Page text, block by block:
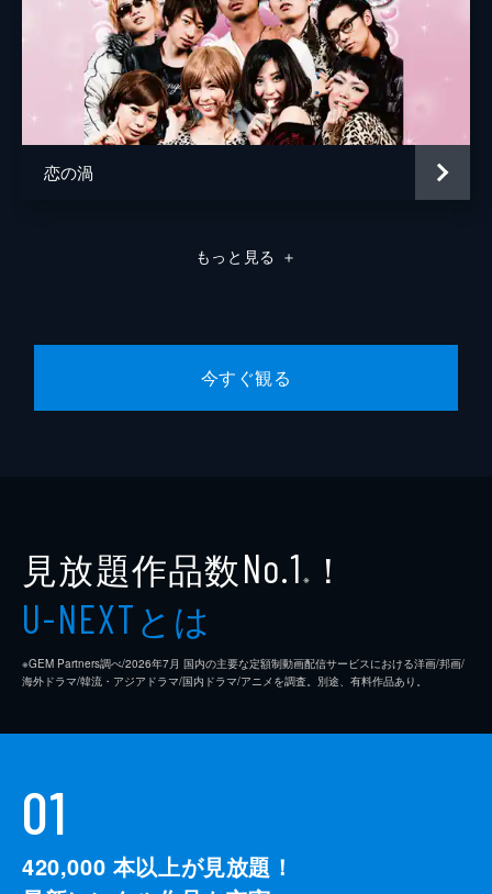
恋の渦
もっと見る ＋
今すぐ観る
見放題作品数No.1 ※ ！
U-NEXTとは
※GEM Partners調べ/2026年7⽉ 国内の主要な定額制動画配信サービスにおける洋画/邦画/
海外ドラマ/韓流・アジアドラマ/国内ドラマ/アニメを調査。別途、有料作品あり。
01
420,000 本以上が見放題！